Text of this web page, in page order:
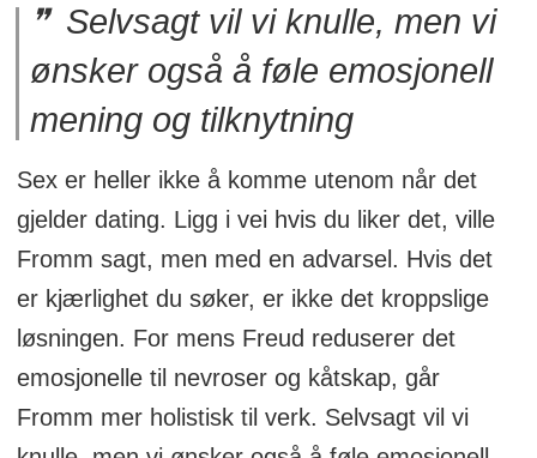
Selvsagt vil vi knulle, men vi
ønsker også å føle emosjonell
mening og tilknytning
Sex er heller ikke å komme utenom når det
gjelder dating. Ligg i vei hvis du liker det, ville
Fromm sagt, men med en advarsel. Hvis det
er kjærlighet du søker, er ikke det kroppslige
løsningen. For mens Freud reduserer det
emosjonelle til nevroser og kåtskap, går
Fromm mer holistisk til verk. Selvsagt vil vi